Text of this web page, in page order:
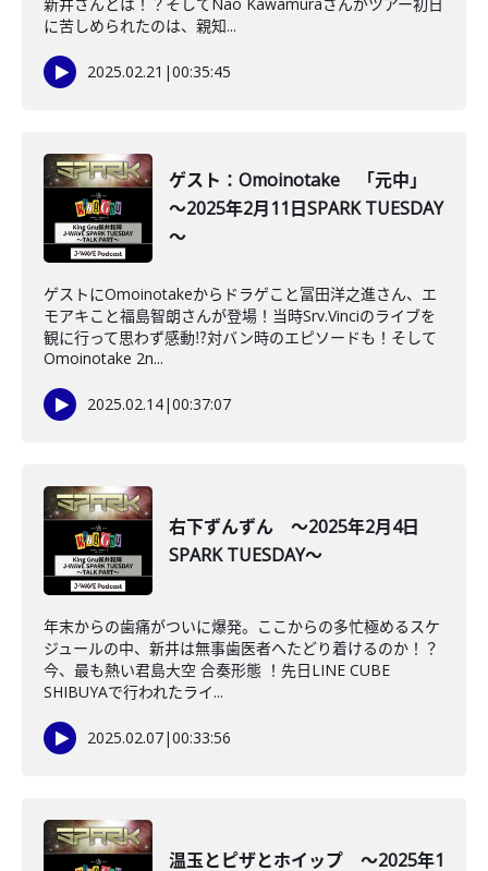
に苦しめられたのは、親知...
2025.02.21 |00:35:45
ゲスト：Omoinotake 「元中」
～2025年2月11日SPARK TUESDAY
～
ゲストにOmoinotakeからドラゲこと冨田洋之進さん、エ
モアキこと福島智朗さんが登場！当時Srv.Vinciのライブを
観に行って思わず感動⁉対バン時のエピソードも！そして
Omoinotake 2n...
2025.02.14|00:37:07
右下ずんずん ～2025年2月4日
SPARK TUESDAY～
年末からの歯痛がついに爆発。ここからの多忙極めるスケ
ジュールの中、新井は無事歯医者へたどり着けるのか！？
今、最も熱い君島大空 合奏形態 ！先日LINE CUBE
SHIBUYAで行われたライ...
2025.02.07|00:33:56
温玉とピザとホイップ ～2025年1